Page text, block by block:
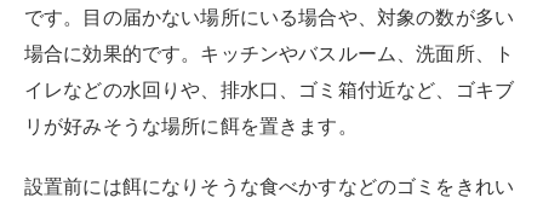
です。目の届かない場所にいる場合や、対象の数が多い
場合に効果的です。キッチンやバスルーム、洗面所、ト
イレなどの水回りや、排水口、ゴミ箱付近など、ゴキブ
リが好みそうな場所に餌を置きます。
設置前には餌になりそうな食べかすなどのゴミをきれい